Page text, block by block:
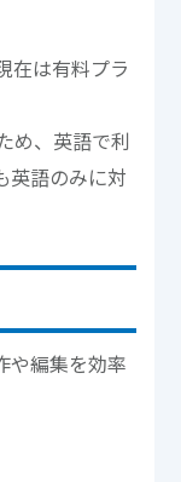
在は有料プラ
め、英語で利
英語のみに対
や編集を効率